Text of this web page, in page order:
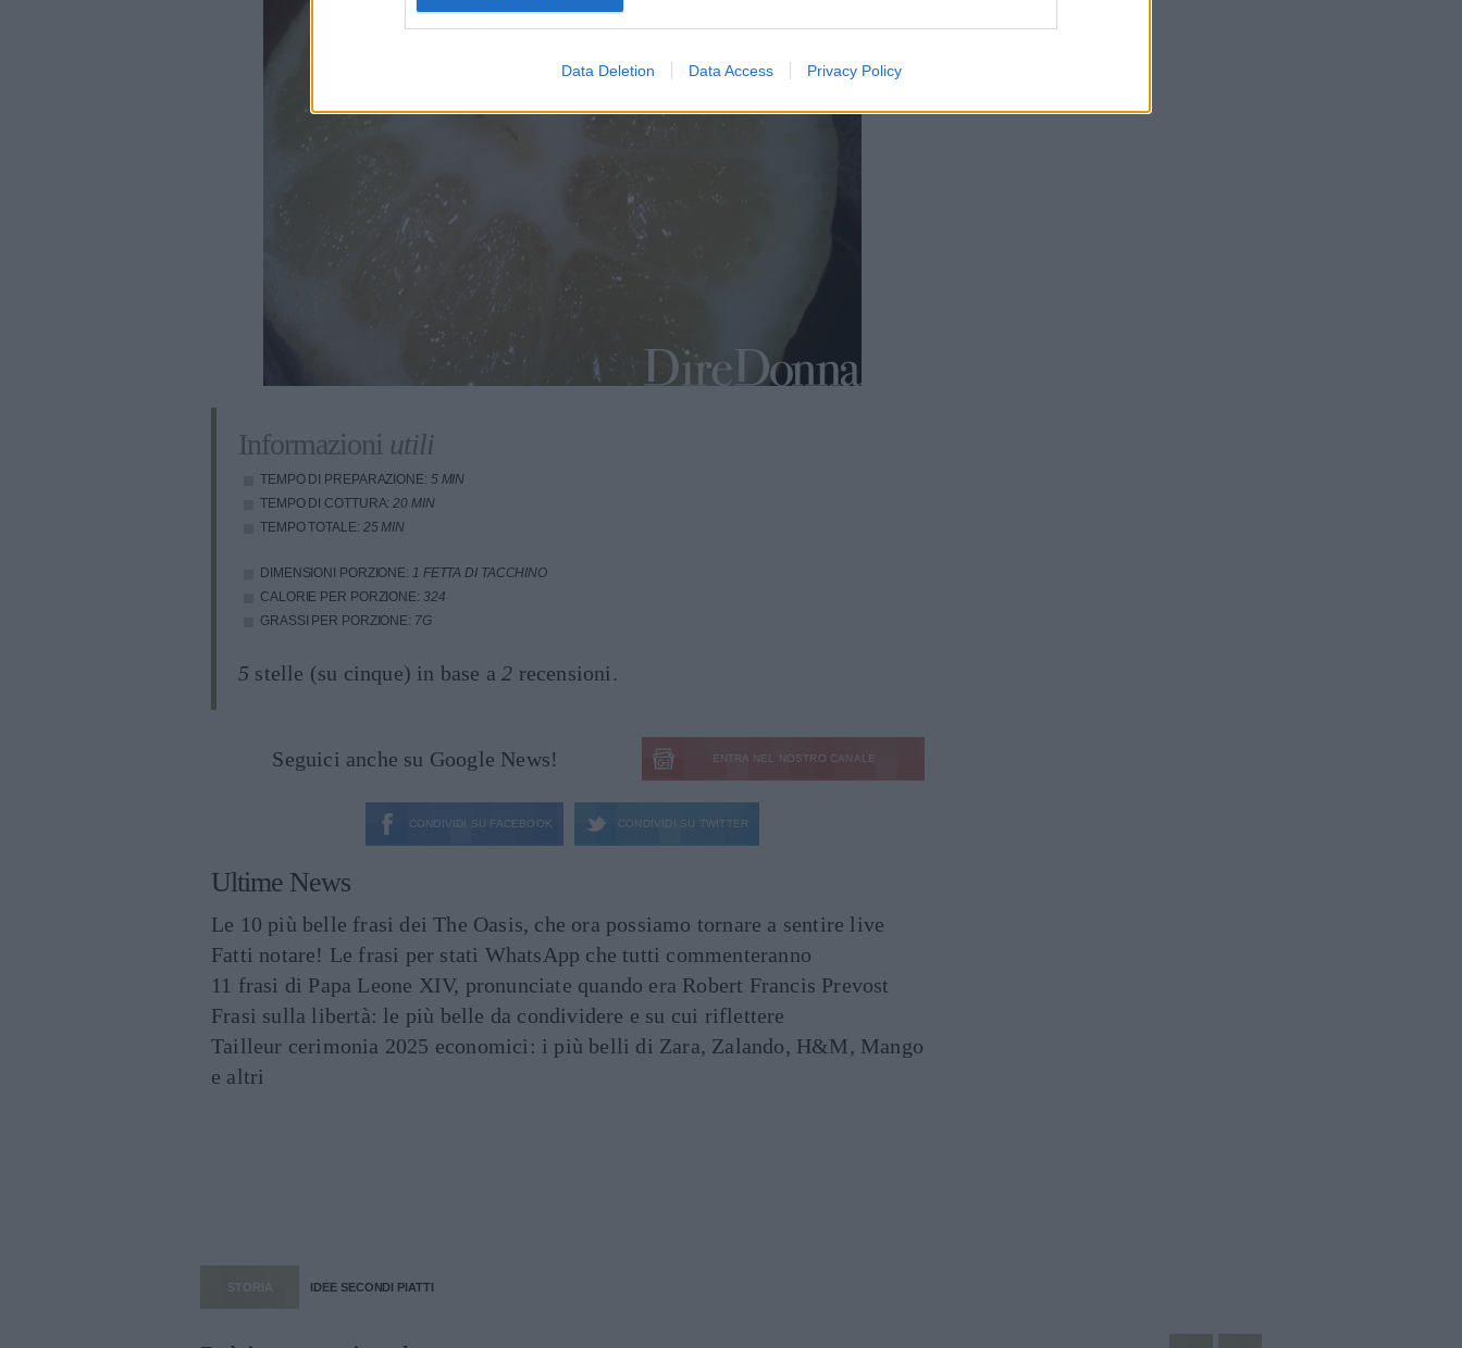
Data Deletion Data Access Privacy Policy
Informazioni utili
TEMPO DI PREPARAZIONE: 5 MIN
TEMPO DI COTTURA:20 MIN
TEMPO TOTALE: 25 MIN
DIMENSIONI PORZIONE: 1 FETTA DI TACCHINO
CALORIE PER PORZIONE: 324
GRASSI PER PORZIONE: 7G
5 stelle (su cinque) in base a2 recensioni.
Seguici anche su Google News! ENTRA NEL NOSTRO CANALE
CONDIVIDI SU FACEBOOK CONDIVIDI SU TWITTER
Ultime News
Le 10 più belle frasi dei The Oasis, che ora possiamo tornare a sentire live
Fatti notare! Le frasi per stati WhatsApp che tutti commenteranno
11 frasi di Papa Leone XIV, pronunciate quando era Robert Francis Prevost
Frasi sulla libertà: le più belle da condividere e su cui riflettere
Tailleur cerimonia 2025 economici: i più belli di Zara, Zalando, H&M, Mango
e altri
STORIA IDEE SECONDI PIATTI